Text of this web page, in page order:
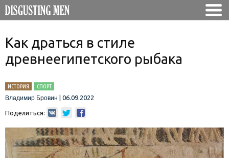
Как драться в стиле
древнеегипетского рыбака
ИСТОРИЯ
СПОРТ
Владимир Бровин
06.09.2022
Поделиться: